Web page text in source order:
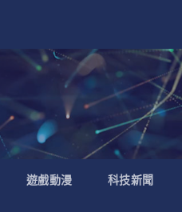
遊戲動漫 科技新聞